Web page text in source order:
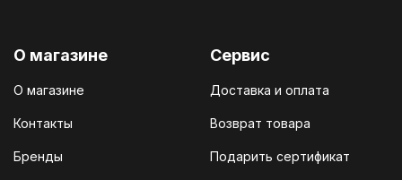
О магазине
О магазине
Контакты
Бренды
Сервис
Доставка и оплата
Возврат товара
Подарить сертификат